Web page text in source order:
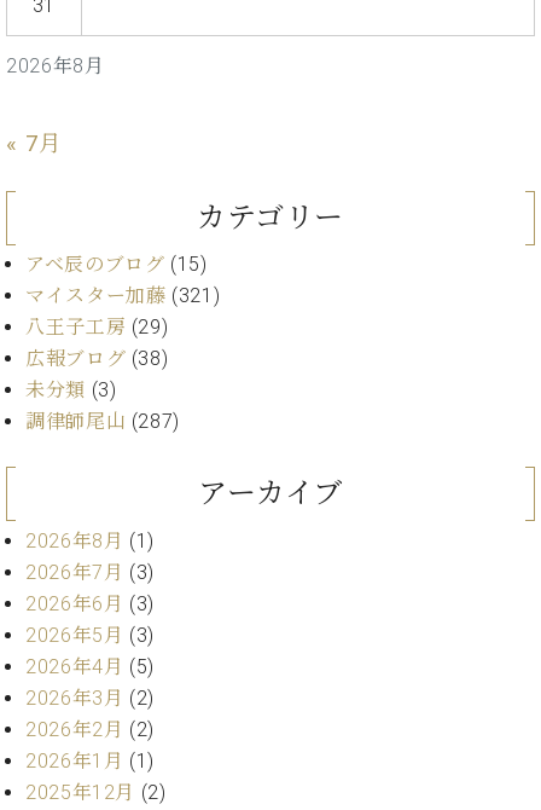
ト
シ
ュ
タ
ン
ア
ー
W.
ホ
フ
マ
ン
プ
ロ
フ
ピ
ア
コ
ジ
ュ
ア
ク
セ
ス
セン
ご案
内
(PDF)
問
い
合
わ
せ
2026年8月
31
« 7月
カテゴリー
アベ辰のブログ (15)
マイスター加藤 (321)
八王子工房 (29)
広報ブログ (38)
未分類 (3)
調律師尾山 (287)
アーカイブ
2026年8月 (1)
2026年7月 (3)
2026年6月 (3)
2026年5月 (3)
2026年4月 (5)
2026年3月 (2)
2026年2月 (2)
2026年1月 (1)
2025年12月 (2)